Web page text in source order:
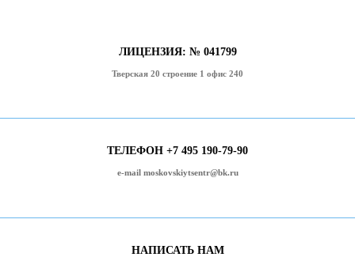
ЛИЦЕНЗИЯ: № 041799
Тверская 20 строение 1 офис 240
ТЕЛЕФОН +7 495 190-79-90
e-mail moskovskiytsentr@bk.ru
НАПИСАТЬ НАМ